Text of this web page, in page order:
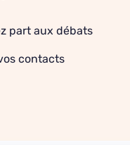
part aux débats
contacts